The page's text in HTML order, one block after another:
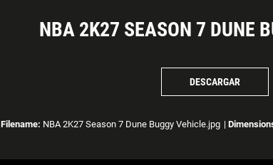
NBA 2K27 SEASON 7 DUNE
DESCARGAR
Filename: NBA 2K27 Season 7 Dune Buggy Vehicle.jpg |